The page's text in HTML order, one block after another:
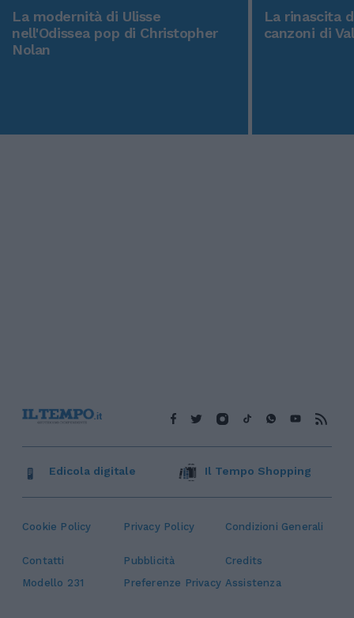
La modernità di Ulisse
nell'Odissea pop di Christopher
Nolan
La rinascita
canzoni di
Cookie Policy Privacy Policy Condizioni Generali
Contatti Pubblicità
Credits
Modello 231
Preferenze Privacy Assistenza
Edicola digitale Il Tempo Shopping